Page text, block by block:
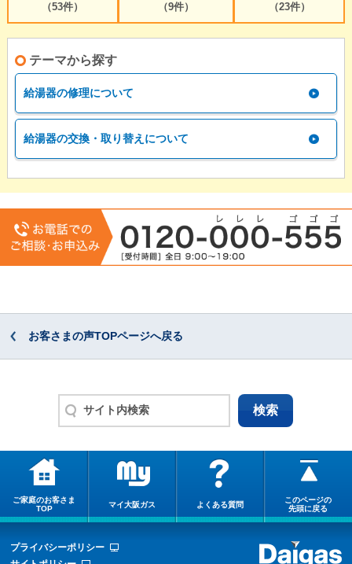
（53件）
（9件）
（23件）
テーマから探す
給湯器の修理について
給湯器の交換・取り替えについて
お客さまの声TOPページへ戻る
ご家庭のお客さま
TOP
マイ大阪ガス よくある質問
このページの
先頭に戻る
プライバシーポリシー